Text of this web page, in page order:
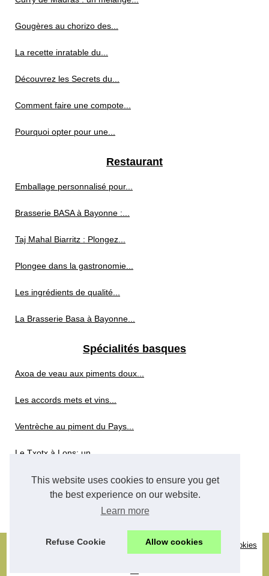
This website uses cookies to ensure you get
the best experience on our website.
Learn more
Refuse Cookie Allow cookies
Gougères au chorizo des...
La recette inratable du...
Découvrez les Secrets du...
Comment faire une compote...
Pourquoi opter pour une...
Restaurant
Emballage personnalisé pour...
Brasserie BASA à Bayonne :...
Taj Mahal Biarritz : Plongez...
Plongee dans la gastronomie...
Les ingrédients de qualité...
La Brasserie Basa à Bayonne...
Spécialités basques
Axoa de veau aux piments doux...
Les accords mets et vins...
Ventrèche au piment du Pays...
Le Txotx à Lons: un...
Whisky sans alcool
Whisky sans alcool : les...
Rencontredunboletduneassiette.com-Découvrir site
Cookies